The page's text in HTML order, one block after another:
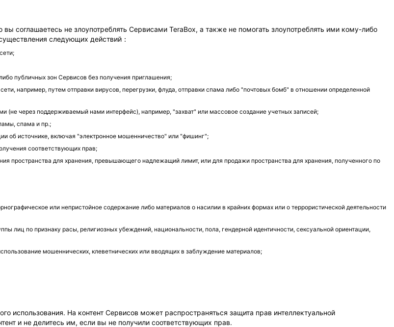
соглашаетесь не злоупотреблять Сервисами TeraBox, а также не помогать злоупотреблять ими кому-либо
следующих действий：
публичных зон Сервисов без получения приглашения;
например, путем отправки вирусов, перегрузки, флуда, отправки спама либо "почтовых бомб" в отношении определенной
(не через поддерживаемый нами интерфейс), например, "захват" или массовое создание учетных записей;
спама и пр.;
об источнике, включая "электронное мошенничество" или "фишинг";
соответствующих прав;
пространства для хранения, превышающего надлежащий лимит, или для продажи пространства для хранения, полученного по
или непристойное содержание либо материалов о насилии в крайних формах или о террористической деятельности
лиц по признаку расы, религиозных убеждений, национальности, пола, гендерной идентичности, сексуальной ориентации,
мошеннических, клеветнических или вводящих в заблуждение материалов;
использования. На контент Сервисов может распространяться защита прав интеллектуальной
и не делитесь им, если вы не получили соответствующих прав.